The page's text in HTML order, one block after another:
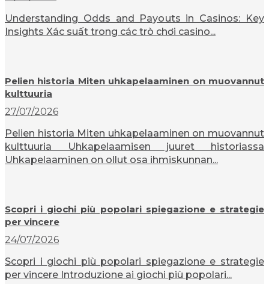
Understanding Odds and Payouts in Casinos: Key
Insights Xác suất trong các trò chơi casino...
Pelien historia Miten uhkapelaaminen on muovannut
kulttuuria
27/07/2026
Pelien historia Miten uhkapelaaminen on muovannut
kulttuuria Uhkapelaamisen juuret historiassa
Uhkapelaaminen on ollut osa ihmiskunnan...
Scopri i giochi più popolari spiegazione e strategie
per vincere
24/07/2026
Scopri i giochi più popolari spiegazione e strategie
per vincere Introduzione ai giochi più popolari...